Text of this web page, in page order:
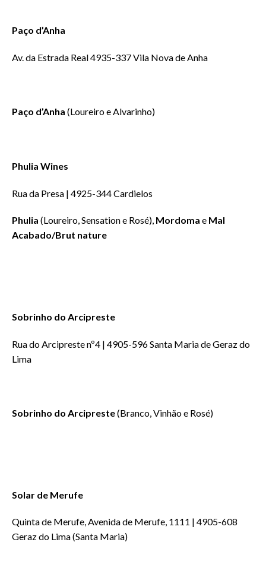
Paço d’Anha
Av. da Estrada Real 4935-337 Vila Nova de Anha
Paço d’Anha (Loureiro e Alvarinho)
Phulia Wines
Rua da Presa | 4925-344 Cardielos
Phulia (Loureiro, Sensation e Rosé), Mordoma e Mal
Acabado/Brut nature
Sobrinho do Arcipreste
Rua do Arcipreste nº4 | 4905-596 Santa Maria de Geraz do
Lima
Sobrinho do Arcipreste(Branco, Vinhão e Rosé)
Solar de Merufe
Quinta de Merufe, Avenida de Merufe, 1111 | 4905-608
Geraz do Lima (Santa Maria)